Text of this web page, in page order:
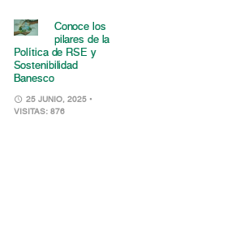
Conoce los
pilares de la
Política de RSE y
Sostenibilidad
Banesco
25 JUNIO, 2025 •
VISITAS: 876